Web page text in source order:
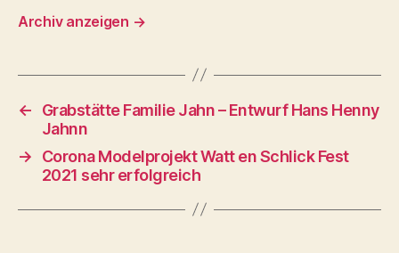
Archiv anzeigen →
←
Grabstätte Familie Jahn – Entwurf Hans Henny
Jahnn
→
Corona Modelprojekt Watt en Schlick Fest
2021 sehr erfolgreich